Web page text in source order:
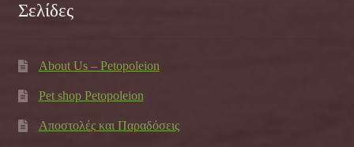
Σελίδες
About Us – Petopoleion
Pet shop Petopoleion
Αποστολές και Παραδόσεις